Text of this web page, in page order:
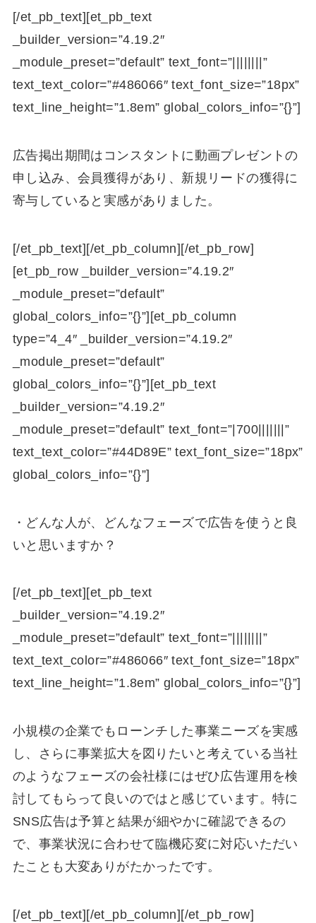
[/et_pb_text][et_pb_text
_builder_version=”4.19.2″
_module_preset=”default” text_font=”||||||||”
text_text_color=”#486066″ text_font_size=”18px”
text_line_height=”1.8em” global_colors_info=”{}”]
広告掲出期間はコンスタントに動画プレゼントの
申し込み、会員獲得があり、新規リードの獲得に
寄与していると実感がありました。
[/et_pb_text][/et_pb_column][/et_pb_row]
[et_pb_row _builder_version=”4.19.2″
_module_preset=”default”
global_colors_info=”{}”][et_pb_column
type=”4_4″ _builder_version=”4.19.2″
_module_preset=”default”
global_colors_info=”{}”][et_pb_text
_builder_version=”4.19.2″
_module_preset=”default” text_font=”|700|||||||”
text_text_color=”#44D89E” text_font_size=”18px”
global_colors_info=”{}”]
・どんな人が、どんなフェーズで広告を使うと良
いと思いますか？
[/et_pb_text][et_pb_text
_builder_version=”4.19.2″
_module_preset=”default” text_font=”||||||||”
text_text_color=”#486066″ text_font_size=”18px”
text_line_height=”1.8em” global_colors_info=”{}”]
小規模の企業でもローンチした事業ニーズを実感
し、さらに事業拡大を図りたいと考えている当社
のようなフェーズの会社様にはぜひ広告運用を検
討してもらって良いのではと感じています。特に
SNS広告は予算と結果が細やかに確認できるの
で、事業状況に合わせて臨機応変に対応いただい
たことも大変ありがたかったです。
[/et_pb_text][/et_pb_column][/et_pb_row]